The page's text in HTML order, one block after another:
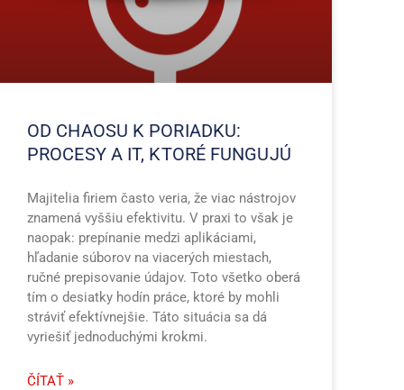
OD CHAOSU K PORIADKU:
PROCESY A IT, KTORÉ FUNGUJÚ
Majitelia firiem často veria, že viac nástrojov
znamená vyššiu efektivitu. V praxi to však je
naopak: prepínanie medzi aplikáciami,
hľadanie súborov na viacerých miestach,
ručné prepisovanie údajov. Toto všetko oberá
tím o desiatky hodín práce, ktoré by mohli
stráviť efektívnejšie. Táto situácia sa dá
vyriešiť jednoduchými krokmi.
ČÍTAŤ »